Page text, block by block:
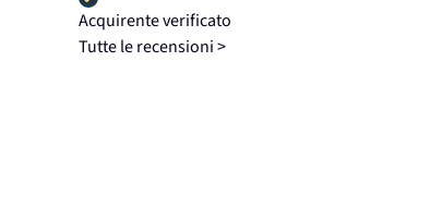
Acquirente verificato
Tutte le recensioni >